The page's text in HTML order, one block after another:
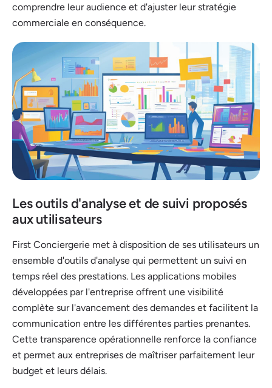
comprendre leur audience et d'ajuster leur stratégie
commerciale en conséquence.
Les outils d'analyse et de suivi proposés
aux utilisateurs
First Conciergerie met à disposition de ses utilisateurs un
ensemble d'outils d'analyse qui permettent un suivi en
temps réel des prestations. Les applications mobiles
développées par l'entreprise offrent une visibilité
complète sur l'avancement des demandes et facilitent la
communication entre les différentes parties prenantes.
Cette transparence opérationnelle renforce la confiance
et permet aux entreprises de maîtriser parfaitement leur
budget et leurs délais.